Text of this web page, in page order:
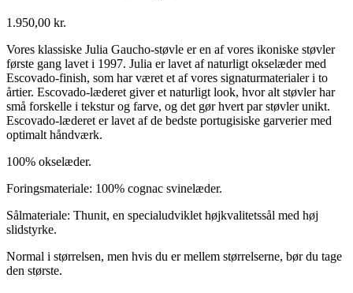
1.950,00 kr.
Vores klassiske Julia Gaucho-støvle er en af vores ikoniske støvler
første gang lavet i 1997. Julia er lavet af naturligt okselæder med
Escovado-finish, som har været et af vores signaturmaterialer i to
årtier. Escovado-læderet giver et naturligt look, hvor alt støvler har
små forskelle i tekstur og farve, og det gør hvert par støvler unikt.
Escovado-læderet er lavet af de bedste portugisiske garverier med
optimalt håndværk.
100% okselæder.
Foringsmateriale: 100% cognac svinelæder.
Sålmateriale: Thunit, en specialudviklet højkvalitetssål med høj
slidstyrke.
Normal i størrelsen, men hvis du er mellem størrelserne, bør du tage
den største.